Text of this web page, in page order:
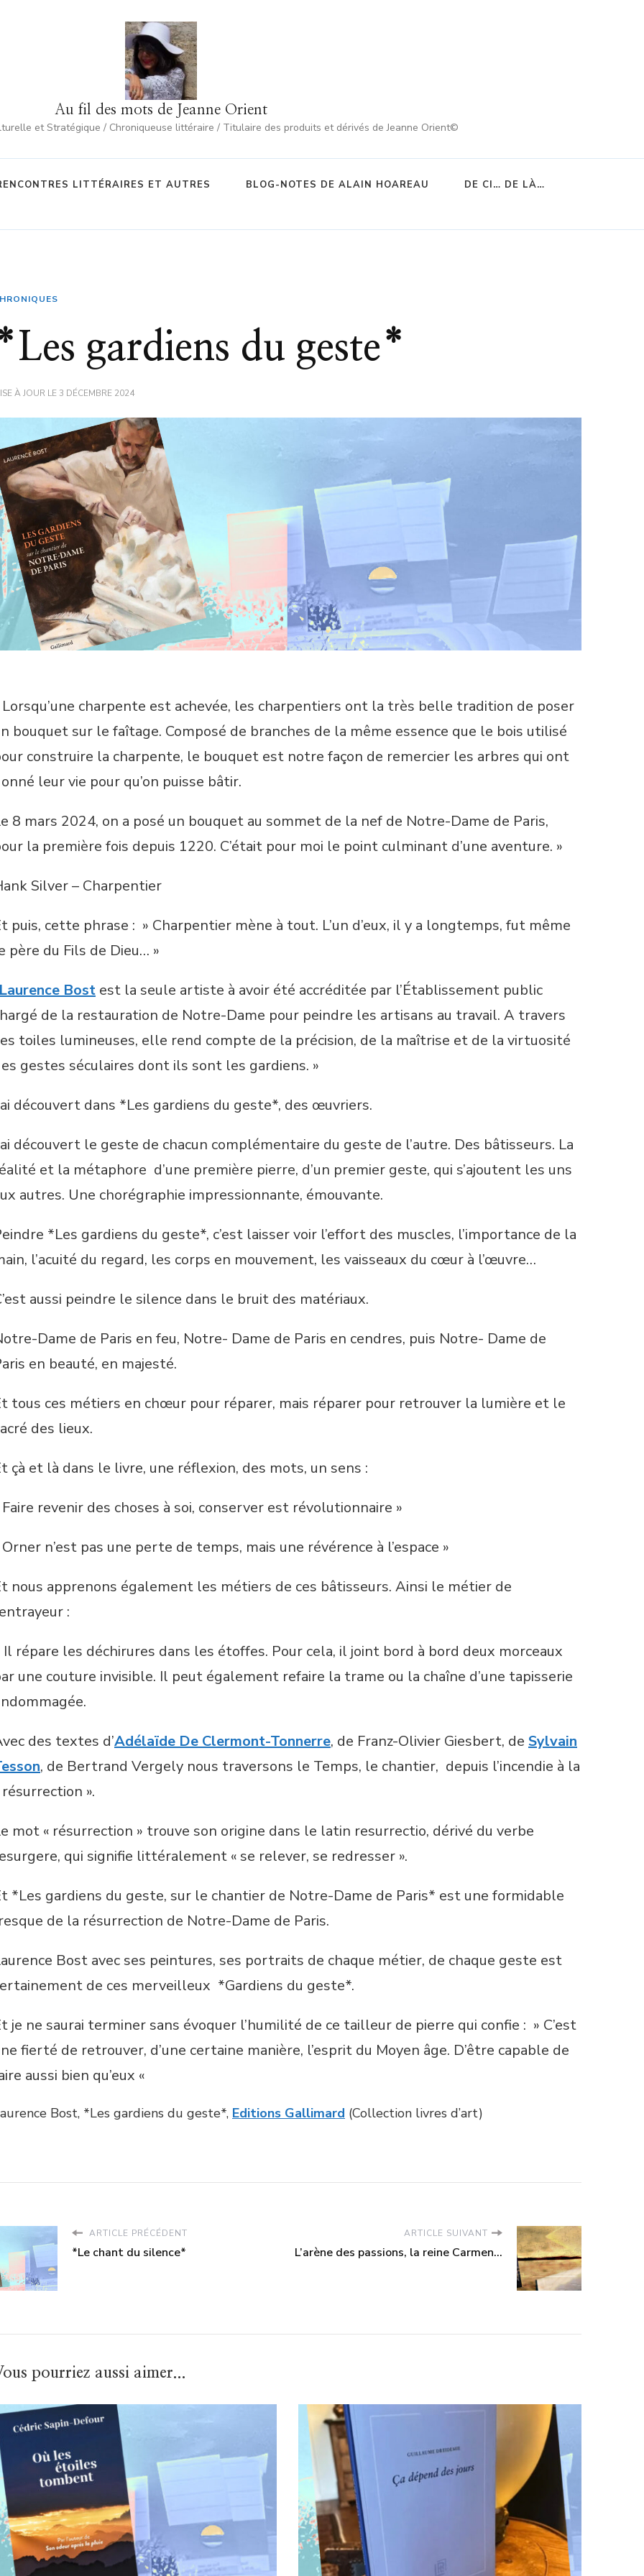
Au fil des mots de Jeanne Orient
et Stratégique / Chroniqueuse littéraire / Titulaire des produits et dérivés de Jeanne Orient©
LITTÉRAIRES ET AUTRES BLOG-NOTES DE ALAIN HOAREAU DE CI… DE LÀ…
gardiens du geste*
À JOUR LE 3 DÉCEMBRE 2024
Lorsqu’une charpente est achevée, les charpentiers ont la très belle tradition de poser
bouquet sur le faîtage. Composé de branches de la même essence que le bois utilisé
construire la charpente, le bouquet est notre façon de remercier les arbres qui ont
leur vie pour qu’on puisse bâtir.
8 mars 2024, on a posé un bouquet au sommet de la nef de Notre-Dame de Paris,
la première fois depuis 1220. C’était pour moi le point culminant d’une aventure. »
Silver – Charpentier
puis, cette phrase : » Charpentier mène à tout. L’un d’eux, il y a longtemps, fut même
père du Fils de Dieu… »
Bost est la seule artiste à avoir été accréditée par l’Établissement public
de la restauration de Notre-Dame pour peindre les artisans au travail. A travers
toiles lumineuses, elle rend compte de la précision, de la maîtrise et de la virtuosité
gestes séculaires dont ils sont les gardiens. »
découvert dans *Les gardiens du geste*, des œuvriers.
découvert le geste de chacun complémentaire du geste de l’autre. Des bâtisseurs. La
et la métaphore d’une première pierre, d’un premier geste, qui s’ajoutent les uns
autres. Une chorégraphie impressionnante, émouvante.
*Les gardiens du geste*, c’est laisser voir l’effort des muscles, l’importance de la
l’acuité du regard, les corps en mouvement, les vaisseaux du cœur à l’œuvre…
aussi peindre le silence dans le bruit des matériaux.
Dame de Paris en feu, Notre- Dame de Paris en cendres, puis Notre- Dame de
en beauté, en majesté.
tous ces métiers en chœur pour réparer, mais réparer pour retrouver la lumière et le
des lieux.
çà et là dans le livre, une réflexion, des mots, un sens :
Faire revenir des choses à soi, conserver est révolutionnaire »
Orner n’est pas une perte de temps, mais une révérence à l’espace »
nous apprenons également les métiers de ces bâtisseurs. Ainsi le métier de
:
Il répare les déchirures dans les étoffes. Pour cela, il joint bord à bord deux morceaux
une couture invisible. Il peut également refaire la trame ou la chaîne d’une tapisserie
des textes d’Adélaïde De Clermont-Tonnerre, de Franz-Olivier Giesbert, de Sylvain
, de Bertrand Vergely nous traversons le Temps, le chantier, depuis l’incendie à la
résurrection ».
mot « résurrection » trouve son origine dans le latin resurrectio, dérivé du verbe
qui signifie littéralement « se relever, se redresser ».
*Les gardiens du geste, sur le chantier de Notre-Dame de Paris* est une formidable
de la résurrection de Notre-Dame de Paris.
Bost avec ses peintures, ses portraits de chaque métier, de chaque geste est
de ces merveilleux *Gardiens du geste*.
je ne saurai terminer sans évoquer l’humilité de ce tailleur de pierre qui confie : » C’est
fierté de retrouver, d’une certaine manière, l’esprit du Moyen âge. D’être capable de
aussi bien qu’eux «
Bost, *Les gardiens du geste*, Editions Gallimard (Collection livres d’art)
ARTICLE PRÉCÉDENT
*Le chant du silence*
ARTICLE SUIVANT
L’arène des passions, la reine Carmen…
pourriez aussi aimer...